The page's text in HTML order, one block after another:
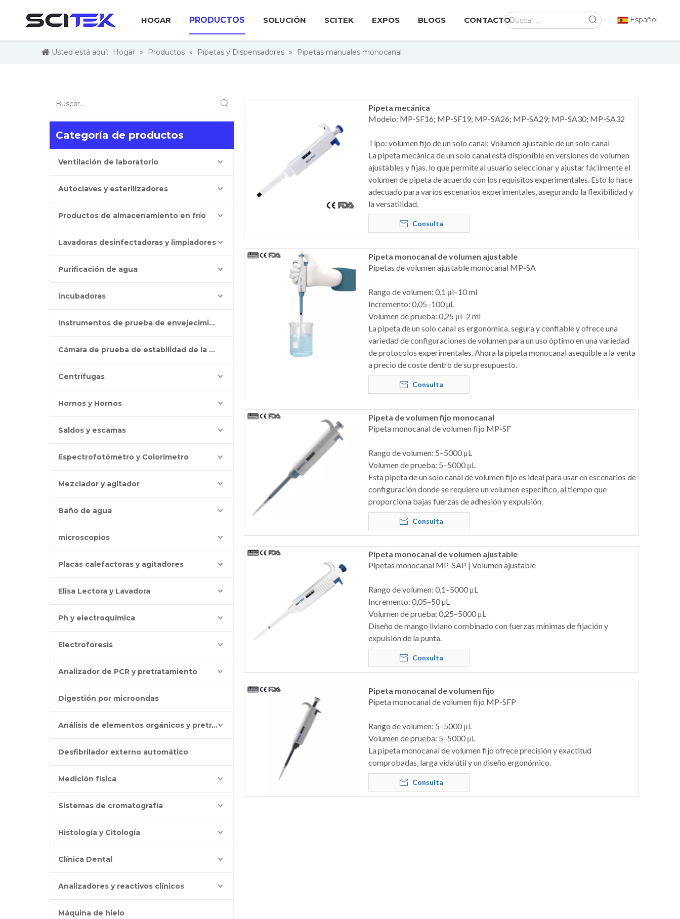
HOGAR PRODUCTOS SOLUCIÓN SCITEK EXPOS BLOGS CONTACTO Español
Usted está aquí: Hogar » Productos » Pipetas y Dispensadores » Pipetas manuales monocanal
Categoría de productos
Ventilación de laboratorio
Autoclaves y esterilizadores
Productos de almacenamiento en frío
Lavadoras desinfectadoras y limpiadores
Purificación de agua
incubadoras
Instrumentos de prueba de envejecimiento
Cámara de prueba de estabilidad de la batería
Centrífugas
Hornos y Hornos
Saldos y escamas
Espectrofotómetro y Colorímetro
Mezclador y agitador
Baño de agua
microscopios
Placas calefactoras y agitadores
Elisa Lectora y Lavadora
Ph y electroquímica
Electroforesis
Analizador de PCR y pretratamiento
Digestión por microondas
Análisis de elementos orgánicos y pretratamiento
Desfibrilador externo automático
Medición física
Sistemas de cromatografía
Histología y Citología
Clínica Dental
Analizadores y reactivos clínicos
Máquina de hielo
Pipeta mecánica
Modelo: MP-SF16; MP-SF19; MP-SA26; MP-SA29; MP-SA30; MP-SA32
Tipo: volumen fijo de un solo canal; Volumen ajustable de un solo canal
La pipeta mecánica de un solo canal está disponible en versiones de volumen
ajustables y fijas, lo que permite al usuario seleccionar y ajustar fácilmente el
volumen de pipeta de acuerdo con los requisitos experimentales. Esto lo hace
adecuado para varios escenarios experimentales, asegurando la flexibilidad y
la versatilidad.
Consulta
Pipeta monocanal de volumen ajustable
Pipetas de volumen ajustable monocanal MP-SA
Rango de volumen: 0,1 μl–10 ml
Incremento: 0,05–100 µL
Volumen de prueba: 0,25 μl–2 ml
La pipeta de un solo canal es ergonómica, segura y confiable y ofrece una
variedad de configuraciones de volumen para un uso óptimo en una variedad
de protocolos experimentales. Ahora la pipeta monocanal asequible a la venta
a precio de coste dentro de su presupuesto.
Consulta
Pipeta de volumen fijo monocanal
Pipeta monocanal de volumen fijo MP-SF
Rango de volumen: 5–5000 μL
Volumen de prueba: 5–5000 μL
Esta pipeta de un solo canal de volumen fijo es ideal para usar en escenarios de
configuración donde se requiere un volumen específico, al tiempo que
proporciona bajas fuerzas de adhesión y expulsión.
Consulta
Pipeta monocanal de volumen ajustable
Pipetas monocanal MP-SAP | Volumen ajustable
Rango de volumen: 0,1–5000 μL
Incremento: 0,05–50 µL
Volumen de prueba: 0,25–5000 μL
Diseño de mango liviano combinado con fuerzas mínimas de fijación y
expulsión de la punta.
Consulta
Pipeta monocanal de volumen fijo
Pipeta monocanal de volumen fijo MP-SFP
Rango de volumen: 5–5000 μL
Volumen de prueba: 5–5000 μL
La pipeta monocanal de volumen fijo ofrece precisión y exactitud
comprobadas, larga vida útil y un diseño ergonómico.
Consulta